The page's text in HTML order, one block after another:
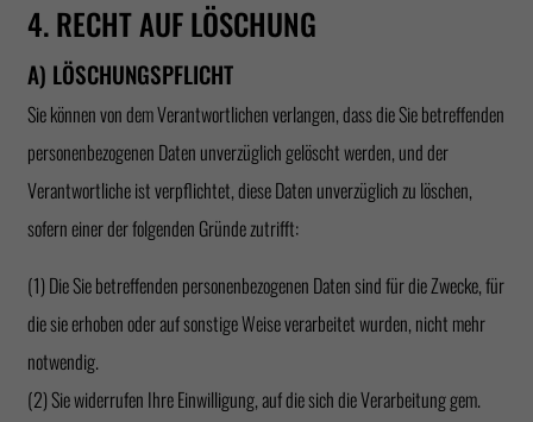
4. RECHT AUF LÖSCHUNG
A) LÖSCHUNGSPFLICHT
Sie können von dem Verantwortlichen verlangen, dass die Sie betreffenden
personenbezogenen Daten unverzüglich gelöscht werden, und der
Verantwortliche ist verpflichtet, diese Daten unverzüglich zu löschen,
sofern einer der folgenden Gründe zutrifft:
(1) Die Sie betreffenden personenbezogenen Daten sind für die Zwecke, für
die sie erhoben oder auf sonstige Weise verarbeitet wurden, nicht mehr
notwendig.
(2) Sie widerrufen Ihre Einwilligung, auf die sich die Verarbeitung gem.